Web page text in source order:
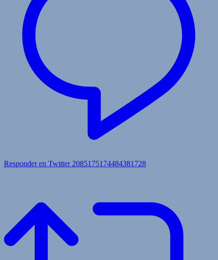
Responder en Twitter 2085175174484381728